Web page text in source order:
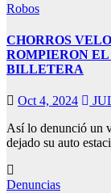
Robos
CHORROS
ROMPIERON
BILLETERA
Oct 4, 2024
Así lo denunció un
dejado su auto
Denuncias